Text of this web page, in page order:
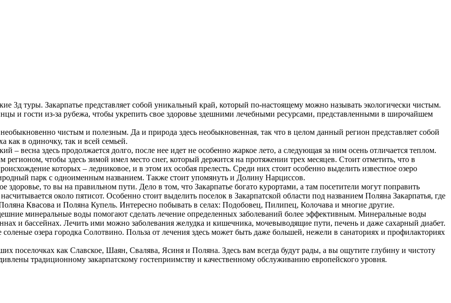
3д туры. Закарпатье представляет собой уникальный край, который по-настоящему можно называть экологически чистым.
и гости из-за рубежа, чтобы укрепить свое здоровье здешними лечебными ресурсами, представленными в широчайшем
чистым и полезным. Да и природа здесь необыкновенная, так что в целом данный регион представляет собой
как в одиночку, так и всей семьей.
– весна здесь продолжается долго, после нее идет не особенно жаркое лето, а следующая за ним осень отличается теплом.
регионом, чтобы здесь зимой имел место снег, который держится на протяжении трех месяцев. Стоит отметить, что в
которых – ледниковое, и в этом их особая прелесть. Среди них стоит особенно выделить известное озеро
парк с одноименным названием. Также стоит упомянуть и Долину Нарциссов.
здоровье, то вы на правильном пути. Дело в том, что Закарпатье богато курортами, а там посетители могут поправить
около пятисот. Особенно стоит выделить поселок в Закарпатской области под названием Поляна Закарпатья, где
Квасова и Поляна Купель. Интересно побывать в селах: Подобовец, Пилипец, Колочава и многие другие.
минеральные воды помогают сделать лечение определенных заболеваний более эффективным. Минеральные воды
и бассейнах. Лечить ими можно заболевания желудка и кишечника, мочевыводящие пути, печень и даже сахарный диабет.
озера городка Солотвино. Польза от лечения здесь может быть даже большей, нежели в санаториях и профилакториях
поселочках как Славское, Шаян, Свалява, Ясиня и Поляна. Здесь вам всегда будут рады, а вы ощутите глубину и чистоту
традиционному закарпатскому гостеприимству и качественному обслуживанию европейского уровня.